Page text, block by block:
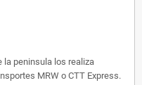
la peninsula los realiza
MRW o CTT Express.